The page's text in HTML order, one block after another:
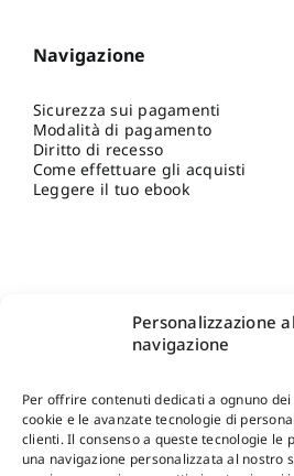
Personalizzazione
navigazione
Per offrire contenuti dedicati a ognuno
cookie e le avanzate tecnologie di
clienti. Il consenso a queste tecnologie le
una navigazione personalizzata al nostro
Navigazione
Sicurezza sui pagamenti
Modalità di pagamento
Diritto di recesso
Come effettuare gli acquisti
Leggere il tuo ebook